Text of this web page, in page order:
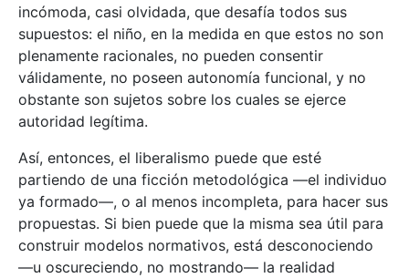
incómoda, casi olvidada, que desafía todos sus
supuestos: el niño, en la medida en que estos no son
plenamente racionales, no pueden consentir
válidamente, no poseen autonomía funcional, y no
obstante son sujetos sobre los cuales se ejerce
autoridad legítima.
Así, entonces, el liberalismo puede que esté
partiendo de una ficción metodológica —el individuo
ya formado—, o al menos incompleta, para hacer sus
propuestas. Si bien puede que la misma sea útil para
construir modelos normativos, está desconociendo
—u oscureciendo, no mostrando— la realidad